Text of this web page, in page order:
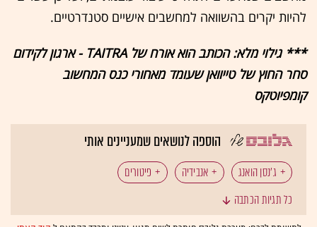
להיות יקרים בהשוואה למחשבים אישיים סטנדרטיים.
*** גילוי מלא: הכותב הוא אורח של TAITRA - ארגון לקידום
סחר החוץ של טייוואן שעומד מאחורי כנס המחשוב
קומפיוטקס
הוספה לנושאים שמעניינים אותי
ג'נסן הואנג אנבידיה פיטורים
טכנולוגיה: בינה מלאכותית
כל תגיות הכתבה